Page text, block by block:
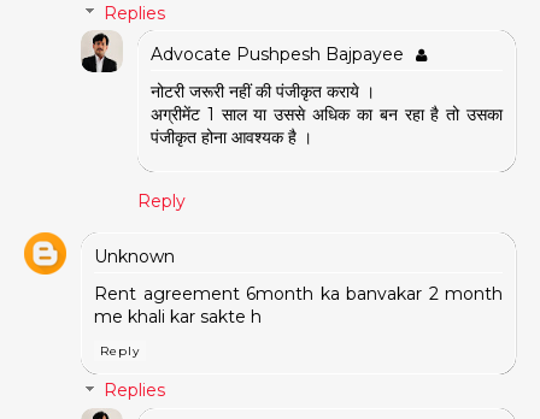
Replies
Advocate Pushpesh Bajpayee
नोटरी जरूरी नहीं की पंजीकृत कराये ।
अग्रीमेंट 1 साल या उससे अधिक का बन रहा है तो उसका
पंजीकृत होना आवश्यक है ।
Reply
Unknown
Rent agreement 6month ka banvakar 2 month
me khali kar sakte h
Reply
Replies